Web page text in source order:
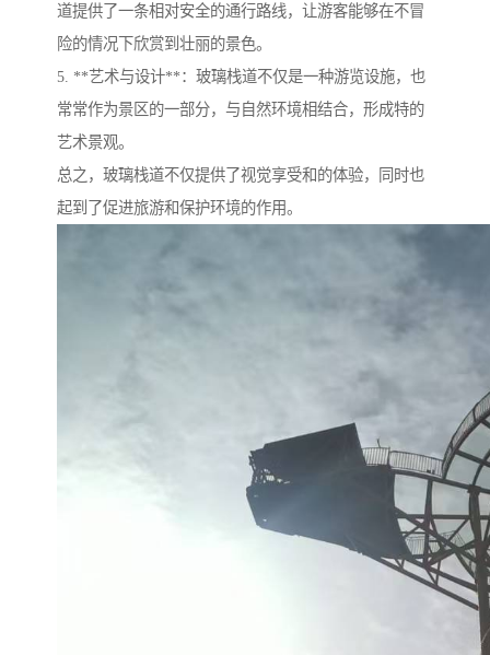
道提供了一条相对安全的通行路线，让游客能够在不冒
险的情况下欣赏到壮丽的景色。
5. **艺术与设计**：玻璃栈道不仅是一种游览设施，也
常常作为景区的一部分，与自然环境相结合，形成特的
艺术景观。
总之，玻璃栈道不仅提供了视觉享受和的体验，同时也
起到了促进旅游和保护环境的作用。